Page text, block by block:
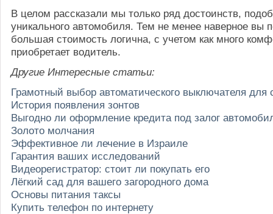
В целом рассказали мы только ряд достоинств,
уникального автомобиля. Тем не менее наверное вы
большая стоимость логична, с учетом как много
приобретает водитель.
Другие Интересные статьи:
Грамотный выбор автоматического выключателя для
История появления зонтов
Выгодно ли оформление кредита под залог
Золото молчания
Эффективное ли лечение в Израиле
Гарантия ваших исследований
Видеорегистратор: стоит ли покупать его
Лёгкий сад для вашего загородного дома
Основы питания таксы
Купить телефон по интернету